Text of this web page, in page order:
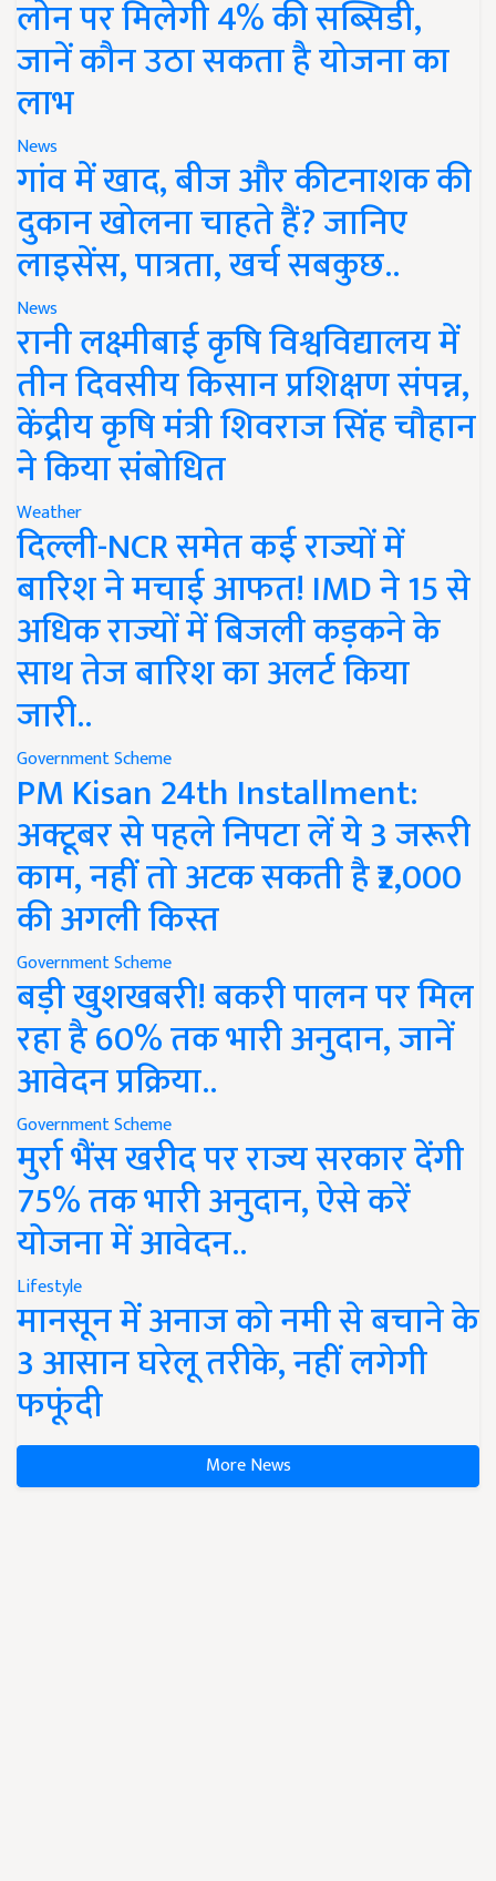
लोन पर मिलेगी 4% की सब्सिडी,
जानें कौन उठा सकता है योजना का
लाभ
News
गांव में खाद, बीज और कीटनाशक की
दुकान खोलना चाहते हैं? जानिए
लाइसेंस, पात्रता, खर्च सबकुछ..
News
रानी लक्ष्मीबाई कृषि विश्वविद्यालय में
तीन दिवसीय किसान प्रशिक्षण संपन्न,
केंद्रीय कृषि मंत्री शिवराज सिंह चौहान
ने किया संबोधित
Weather
दिल्ली-NCR समेत कई राज्यों में
बारिश ने मचाई आफत! IMD ने 15 से
अधिक राज्यों में बिजली कड़कने के
साथ तेज बारिश का अलर्ट किया
जारी..
Government Scheme
PM Kisan 24th Installment:
अक्टूबर से पहले निपटा लें ये 3 जरूरी
काम, नहीं तो अटक सकती है ₹2,000
की अगली किस्त
Government Scheme
बड़ी खुशखबरी! बकरी पालन पर मिल
रहा है 60% तक भारी अनुदान, जानें
आवेदन प्रक्रिया..
Government Scheme
मुर्रा भैंस खरीद पर राज्य सरकार देंगी
75% तक भारी अनुदान, ऐसे करें
योजना में आवेदन..
Lifestyle
मानसून में अनाज को नमी से बचाने के
3 आसान घरेलू तरीके, नहीं लगेगी
फफूंदी
More News